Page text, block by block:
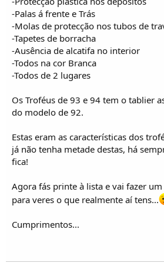
-Palas á frente e Trás
-Molas de protecção nos tubos de
-Tapetes de borracha
-Ausência de alcatifa no interior
-Todos na cor Branca
-Todos de 2 lugares
Os Troféus de 93 e 94 tem o tablier
do modelo de 92.
Estas eram as características dos
já não tenha metade destas, há
fica!
Agora fás printe à lista e vai fazer um
para veres o que realmente aí tens...
Cumprimentos...